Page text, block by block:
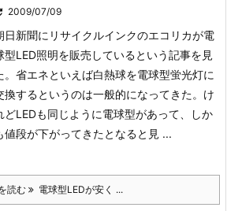
2009/07/09
日新聞にリサイクルインクのエコリカが電
型LED照明を販売しているという記事を見
。省エネといえば白熱球を電球型蛍光灯に
換するというのは一般的になってきた。け
どLEDも同じように電球型があって、しか
値段が下がってきたとなると見 ...
読む 電球型LEDが安く ...